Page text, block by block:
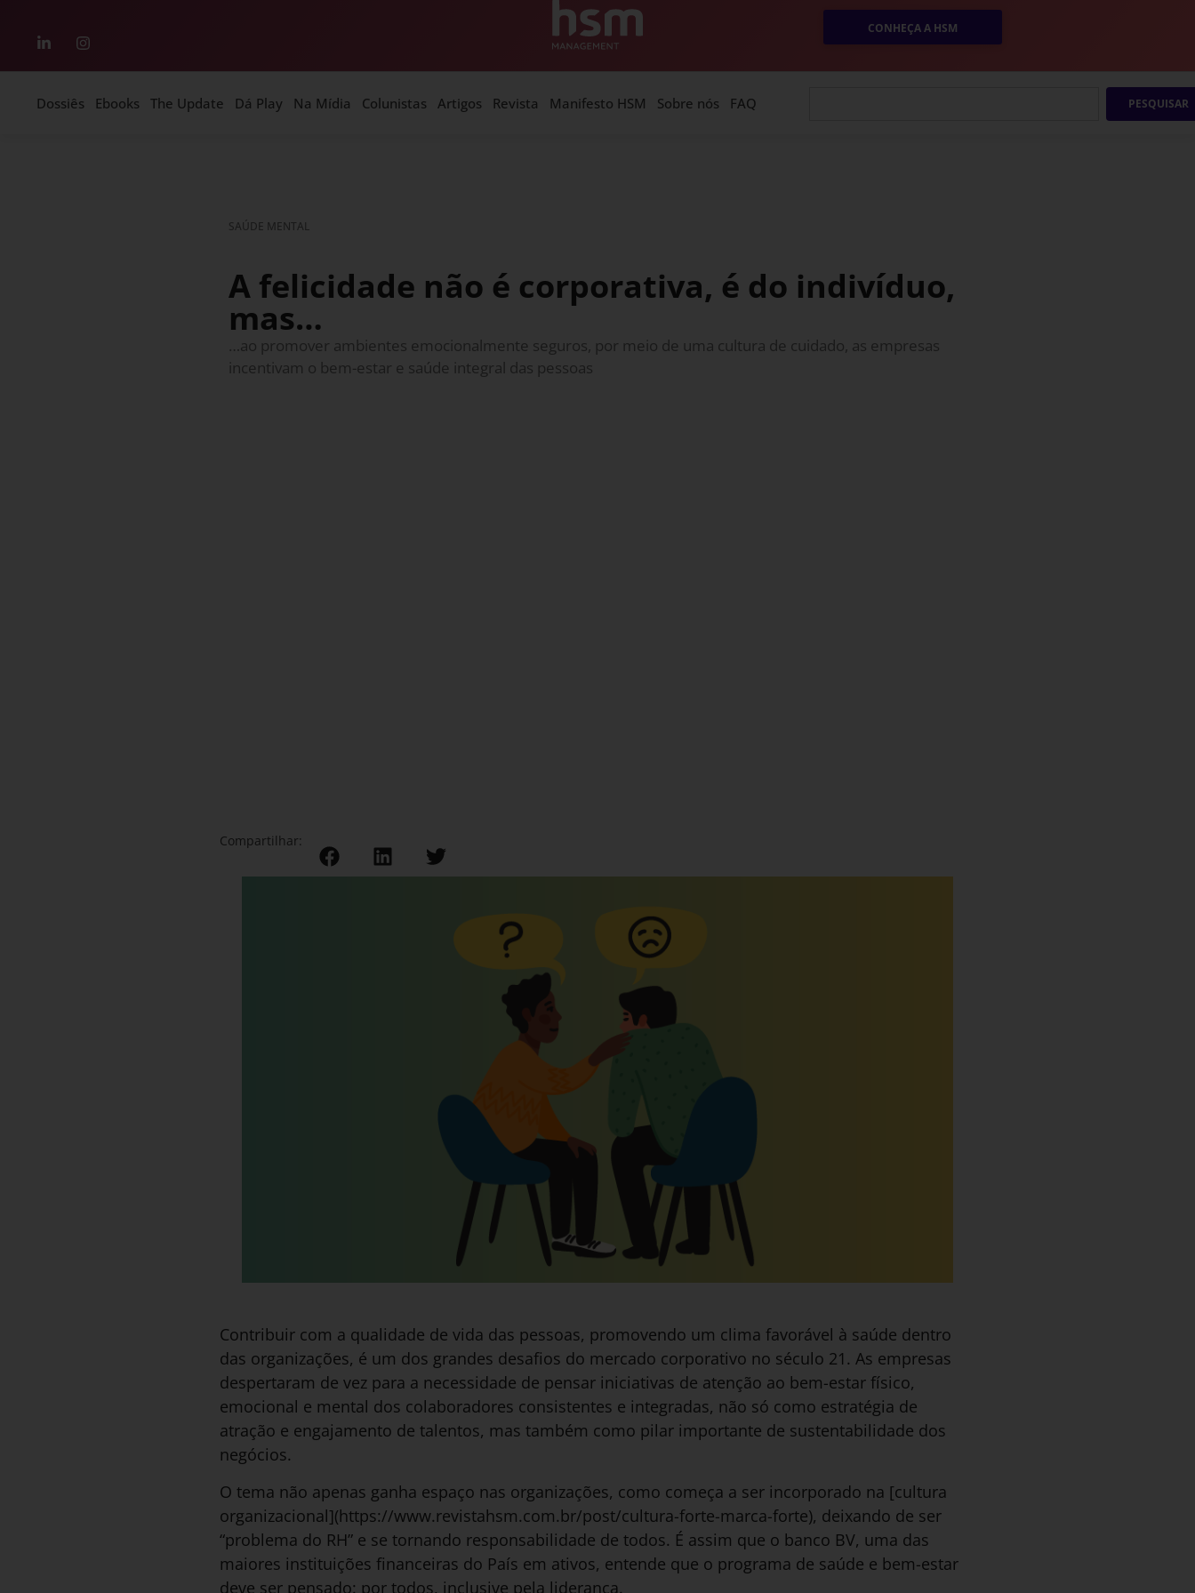
CONHEÇA A HSM
Dossiês Ebooks The Update Dá Play Na Mídia Colunistas Artigos Revista Manifesto HSM Sobre nós FAQ PESQUISAR
SAÚDE MENTAL
A felicidade não é corporativa, é do indivíduo,
mas…
…ao promover ambientes emocionalmente seguros, por meio de uma cultura de cuidado, as empresas
incentivam o bem-estar e saúde integral das pessoas
Compartilhar:
Contribuir com a qualidade de vida das pessoas, promovendo um clima favorável à saúde dentro
das organizações, é um dos grandes desafios do mercado corporativo no século 21. As empresas
despertaram de vez para a necessidade de pensar iniciativas de atenção ao bem-estar físico,
emocional e mental dos colaboradores consistentes e integradas, não só como estratégia de
atração e engajamento de talentos, mas também como pilar importante de sustentabilidade dos
negócios.
O tema não apenas ganha espaço nas organizações, como começa a ser incorporado na [cultura
organizacional](https://www.revistahsm.com.br/post/cultura-forte-marca-forte), deixando de ser
“problema do RH” e se tornando responsabilidade de todos. É assim que o banco BV, uma das
maiores instituições financeiras do País em ativos, entende que o programa de saúde e bem-estar
deve ser pensado: por todos, inclusive pela liderança.